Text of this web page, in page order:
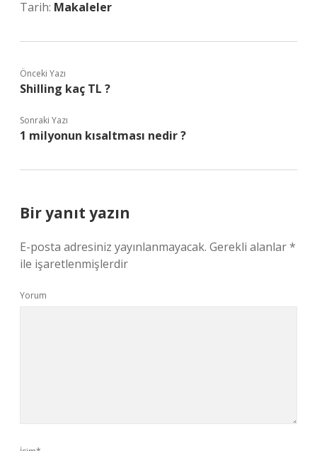
Tarih: Makaleler
Önceki Yazı
Shilling kaç TL ?
Sonraki Yazı
1 milyonun kısaltması nedir ?
Bir yanıt yazın
E-posta adresiniz yayınlanmayacak. Gerekli alanlar*
ile işaretlenmişlerdir
Yorum